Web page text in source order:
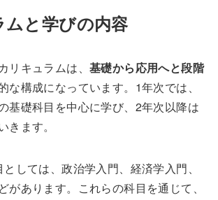
と学びの内容
リキュラムは、 基礎から応用へと段階
な構成になっています。1年次では、
基礎科目を中心に学び、2年次以降は
きます。
しては、政治学入門、経済学入門、
があります。これらの科目を通じて、